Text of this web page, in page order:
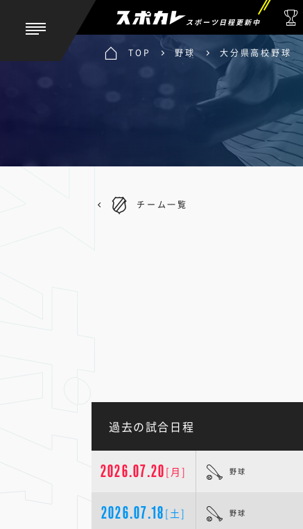
スポーツ日程更新中
TOP 野球 大分県高校野球
チーム一覧
過去の試合日程
2026.07.20 [月] 野球
2026.07.18 [土] 野球